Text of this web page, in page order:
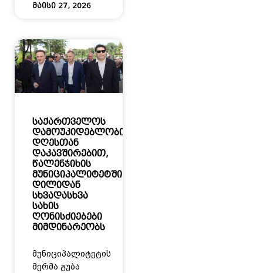
მაისი 27, 2026
საქართველოს
დამოუკიდებლობის
დღესთან
დაკავშირებით,
წალენჯიხის
მუნიციპალიტეტში
დილიდან
სხვადასხვა
სახის
ღონისძიებები
მიმდინარეობს
მუნიციპალიტეტის
მერმა გუბა